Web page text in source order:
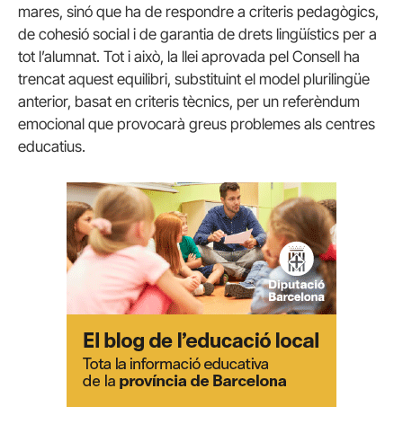
mares, sinó que ha de respondre a criteris pedagògics,
de cohesió social i de garantia de drets lingüístics per a
tot l’alumnat. Tot i això, la llei aprovada pel Consell ha
trencat aquest equilibri, substituint el model plurilingüe
anterior, basat en criteris tècnics, per un referèndum
emocional que provocarà greus problemes als centres
educatius.